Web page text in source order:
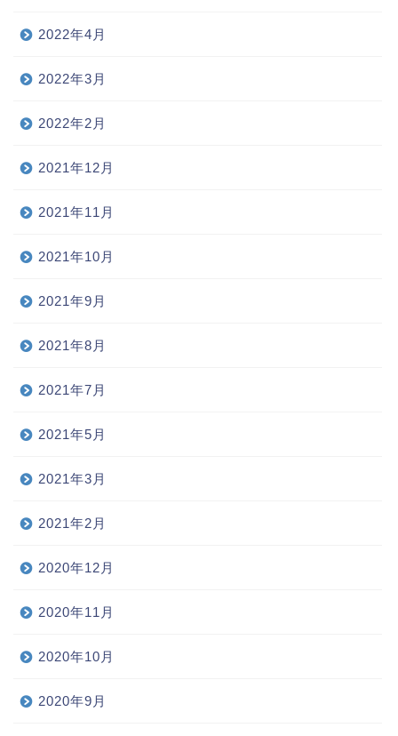
2022年4月
2022年3月
2022年2月
2021年12月
2021年11月
2021年10月
2021年9月
2021年8月
2021年7月
2021年5月
2021年3月
2021年2月
2020年12月
2020年11月
2020年10月
2020年9月